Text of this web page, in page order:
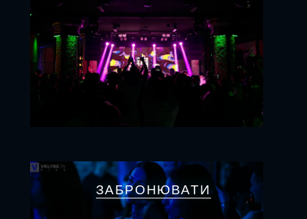
ЗАБРОНЮВАТИ